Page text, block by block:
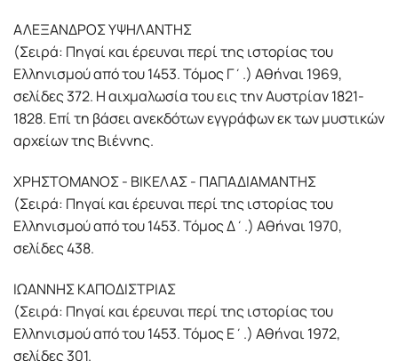
ΑΛΕΞΑΝΔΡΟΣ ΥΨΗΛΑΝΤΗΣ
(Σειρά: Πηγαί και έρευναι περί της ιστορίας του
Ελληνισμού από του 1453. Τόμος Γ΄.) Αθήναι 1969,
σελίδες 372. Η αιχμαλωσία του εις την Αυστρίαν 1821-
1828. Επί τη βάσει ανεκδότων εγγράφων εκ των μυστικών
αρχείων της Βιέννης.
ΧΡΗΣΤΟΜΑΝΟΣ - ΒΙΚΕΛΑΣ - ΠΑΠΑΔΙΑΜΑΝΤΗΣ
(Σειρά: Πηγαί και έρευναι περί της ιστορίας του
Ελληνισμού από του 1453. Τόμος Δ΄.) Αθήναι 1970,
σελίδες 438.
ΙΩΑΝΝΗΣ ΚΑΠΟΔΙΣΤΡΙΑΣ
(Σειρά: Πηγαί και έρευναι περί της ιστορίας του
Ελληνισμού από του 1453. Τόμος Ε΄.) Αθήναι 1972,
σελίδες 301.